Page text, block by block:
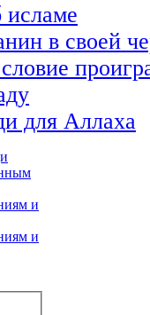
в своей
для Аллаха